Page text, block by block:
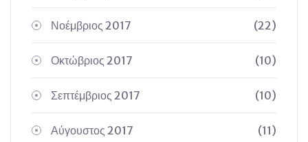
Νοέμβριος 2017 (22)
Οκτώβριος 2017 (10)
Σεπτέμβριος 2017 (10)
Αύγουστος 2017 (11)